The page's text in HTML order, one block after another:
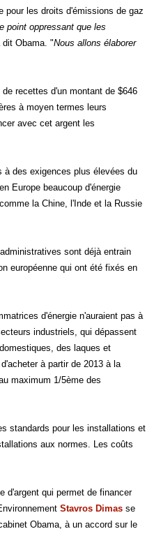
pour les droits d'émissions de gaz
point oppressant que les
dit Obama. "Nous allons élaborer
recettes d'un montant de $646
à moyen termes leurs
avec cet argent les
à des exigences plus élevées du
Europe beaucoup d'énergie
la Chine, l'Inde et la Russie
sont déjà entrain
européenne qui ont été fixés en
d'énergie n'auraient pas à
industriels, qui dépassent
des laques et
à partir de 2013 à la
maximum 1/5ème des
standards pour les installations et
aux normes. Les coûts
d'argent qui permet de financer
Stavros Dimas se
Obama, à un accord sur le